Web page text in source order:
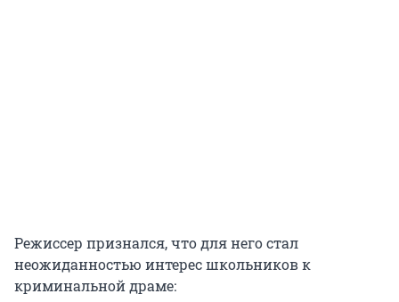
Режиссер признался, что для него стал
неожиданностью интерес школьников к
криминальной драме: